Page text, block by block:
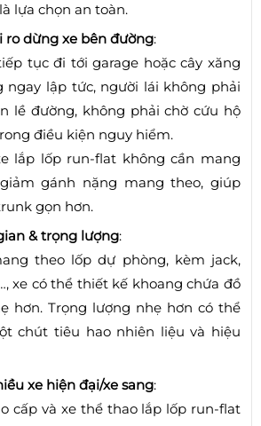
lựa chọn an toàn.
ro dừng xe bên đường:
tục đi tới garage hoặc cây xăng
ngay lập tức, người lái không phải
lề đường, không phải chờ cứu hộ
điều kiện nguy hiểm.
lắp lốp run-flat không cần mang
gánh nặng mang theo, giúp
gọn hơn.
& trọng lượng:
theo lốp dự phòng, kèm jack,
xe có thể thiết kế khoang chứa đồ
hơn. Trọng lượng nhẹ hơn có thể
chút tiêu hao nhiên liệu và hiệu
xe hiện đại/xe sang:
cấp và xe thể thao lắp lốp run-flat